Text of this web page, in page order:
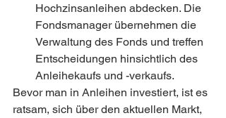
Hochzinsanleihen abdecken. Die
Fondsmanager übernehmen die
Verwaltung des Fonds und treffen
Entscheidungen hinsichtlich des
Anleihekaufs und -verkaufs.
Bevor man in Anleihen investiert, ist es
ratsam, sich über den aktuellen Markt,